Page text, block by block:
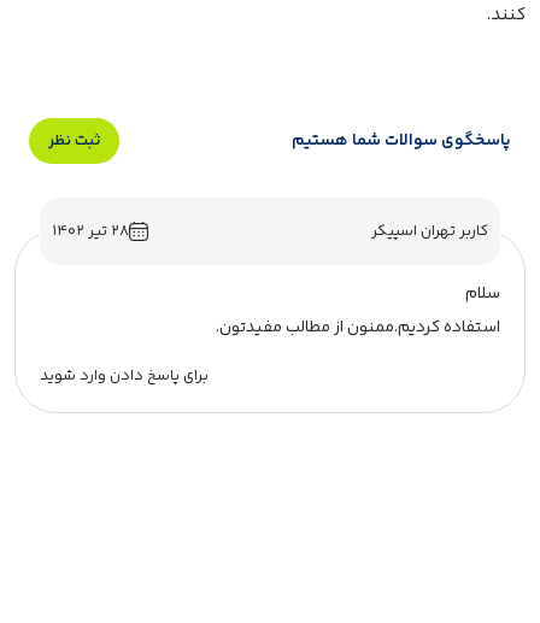
کنند.
پاسخگوی سوالات شما هستیم ثبت نظر
کاربر تهران اسپیکر ۲۸ تیر ۱۴۰۲
سلام
استفاده کردیم.ممنون از مطالب مفیدتون.
برای پاسخ دادن وارد شوید